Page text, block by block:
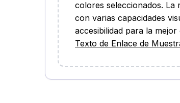
colores seleccionados. La
con varias capacidades
accesibilidad para la
Texto de Enlace de